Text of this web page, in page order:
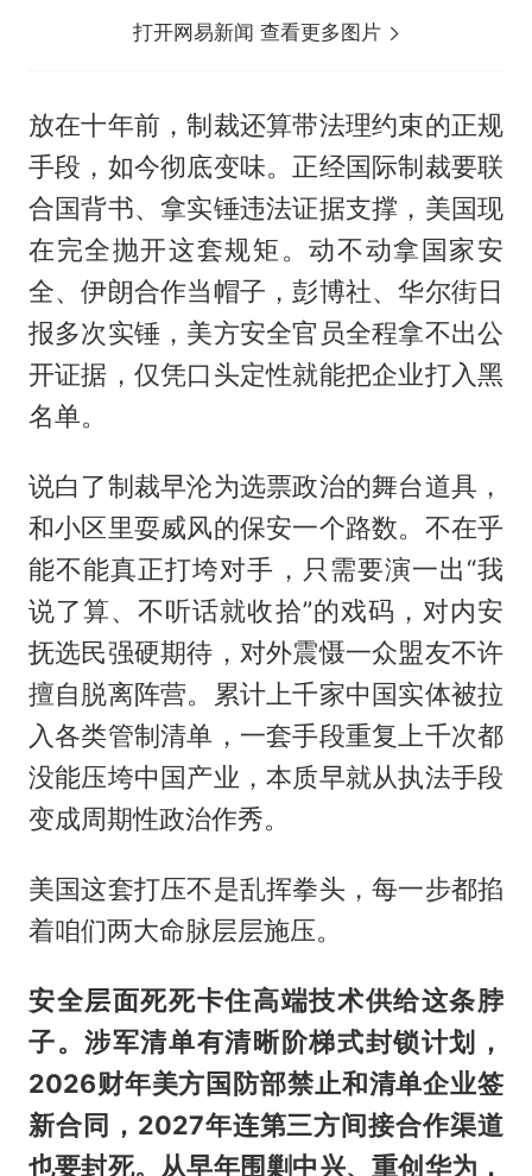
打开网易新闻 查看更多图片
放在十年前，制裁还算带法理约束的正规
手段，如今彻底变味。正经国际制裁要联
合国背书、拿实锤违法证据支撑，美国现
在完全抛开这套规矩。动不动拿国家安
全、伊朗合作当帽子，彭博社、华尔街日
报多次实锤，美方安全官员全程拿不出公
开证据，仅凭口头定性就能把企业打入黑
名单。
说白了制裁早沦为选票政治的舞台道具，
和小区里耍威风的保安一个路数。不在乎
能不能真正打垮对手，只需要演一出“我
说了算、不听话就收拾”的戏码，对内安
抚选民强硬期待，对外震慑一众盟友不许
擅自脱离阵营。累计上千家中国实体被拉
入各类管制清单，一套手段重复上千次都
没能压垮中国产业，本质早就从执法手段
变成周期性政治作秀。
美国这套打压不是乱挥拳头，每一步都掐
着咱们两大命脉层层施压。
安全层面死死卡住高端技术供给这条脖
子。涉军清单有清晰阶梯式封锁计划，
2026财年美方国防部禁止和清单企业签
新合同，2027年连第三方间接合作渠道
也要封死。从早年围剿中兴、重创华为，